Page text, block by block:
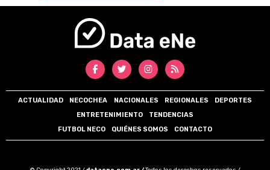
ACTUALIDAD NECOCHEA NACIONALES REGIONALES
DEPORTES
ENTRETENIMIENTO
TENDENCIAS
FUTBOL NECO
QUIÉNES SOMOS CONTACTO